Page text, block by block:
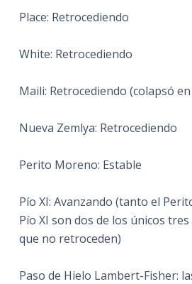
Place: Retrocediendo
White: Retrocediendo
Maili: Retrocediendo (colapsó
Nueva Zemlya: Retrocediendo
Perito Moreno: Estable
Pío XI: Avanzando (tanto el
Pío XI son dos de los únicos
que no retroceden)
Paso de Hielo Lambert-Fisher: